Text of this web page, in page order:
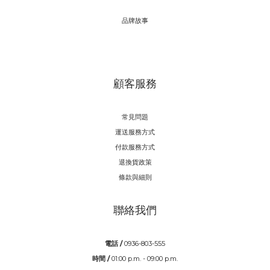
品牌故事
顧客服務
常見問題
運送服務方式
付款服務方式
退換貨政策
條款與細則
聯絡我們
電話 /0936-803-555
時間 /01:00 p.m. - 09:00 p.m.